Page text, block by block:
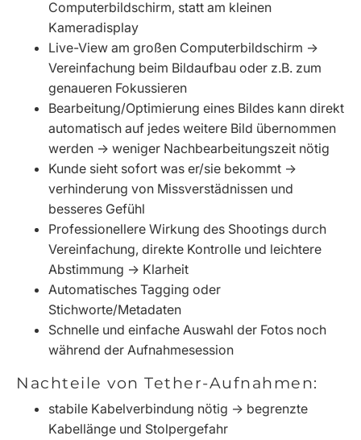
Computerbildschirm, statt am kleinen
Kameradisplay
Live-View am großen Computerbildschirm ->
Vereinfachung beim Bildaufbau oder z.B. zum
genaueren Fokussieren
Bearbeitung/Optimierung eines Bildes kann direkt
automatisch auf jedes weitere Bild übernommen
werden -> weniger Nachbearbeitungszeit nötig
Kunde sieht sofort was er/sie bekommt ->
verhinderung von Missverstädnissen und
besseres Gefühl
Professionellere Wirkung des Shootings durch
Vereinfachung, direkte Kontrolle und leichtere
Abstimmung -> Klarheit
Automatisches Tagging oder
Stichworte/Metadaten
Schnelle und einfache Auswahl der Fotos noch
während der Aufnahmesession
Nachteile von Tether-Aufnahmen:
stabile Kabelverbindung nötig -> begrenzte
Kabellänge und Stolpergefahr